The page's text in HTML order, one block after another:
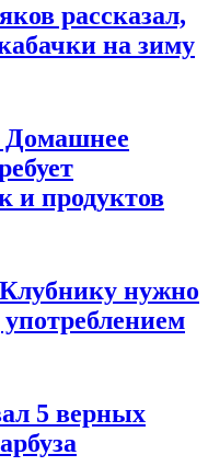
рассказал,
на зиму
Домашнее
и продуктов
нужно
5 верных